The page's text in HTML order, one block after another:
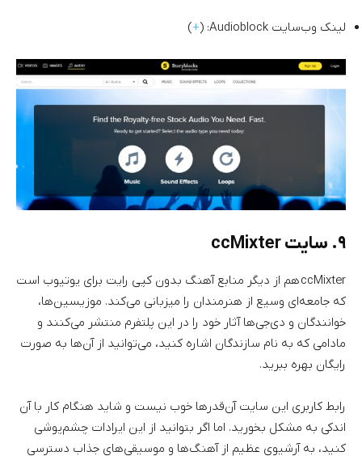
لینک وب‌سایت Audioblock: ( +
)
۹. سایت ccMixter
ccMixter هم از دیگر منابع آهنگ بدون کپی رایت برای یوتیوب است
که جامعه‌ای وسیع از هنرمندان را میزبانی می‌کند. موزیسین‌ها،
خوانندگان و دی‌جی‌ها آثار خود را در این پلتفرم منتشر می‌کنند و
مادامی که به نام سازندگان اشاره کنید، می‌توانید از آن‌ها به صورت
رایگان بهره ببرید.
رابط کاربری این سایت آن‌قدرها خوب نیست و شاید هنگام کار با آن
اندکی به مشکل بخورید. اما اگر بتوانید از این ایرادات چشم‌پوشی
کنید، به آرشیوی عظیم از آهنگ‌ها و موسیقی‌های جذاب دسترسی